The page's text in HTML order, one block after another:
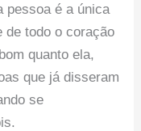
pessoa é a única
de todo o coração
quanto ela,
que já disseram
se